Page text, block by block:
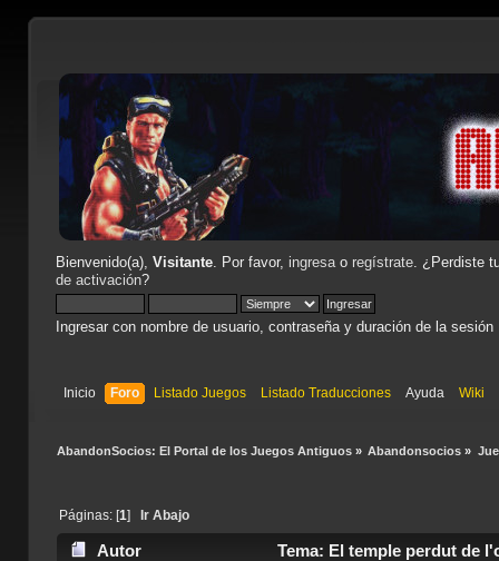
Bienvenido(a), Visitante. Por favor, ingresao regístrate. ¿Perdiste
de activación?
Ingresar con nombre de usuario, contraseña y duración de la sesión
Inicio Foro Listado Juegos Listado Traducciones Ayuda Wiki
AbandonSocios: El Portal de los Juegos Antiguos» Abandonsocios »
Páginas: [1] Ir Abajo
Autor Tema: El temple perdut de